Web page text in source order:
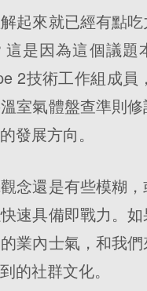
起來就已經有點
是因為這個議
2技術工作組成
室氣體盤查準則
發展方向。
念還是有些模糊
速具備即戰力。
業內士氣，和我
的社群文化。